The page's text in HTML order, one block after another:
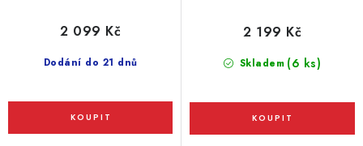
Dodání do 21 dnů
2 099 Kč
Skladem (6 ks)
2 199 Kč